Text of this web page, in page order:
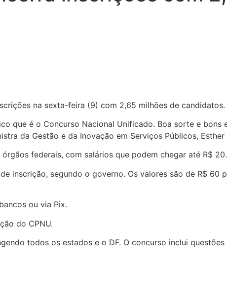
na sexta-feira (9) com 2,65 milhões de candidatos.
que é o Concurso Nacional Unificado. Boa sorte e bons
da Gestão e da Inovação em Serviços Públicos,
federais, com salários que podem chegar até R$
inscrição, segundo o governo. Os valores são de R$ 60
ou via Pix.
do CPNU.
todos os estados e o DF. O concurso inclui